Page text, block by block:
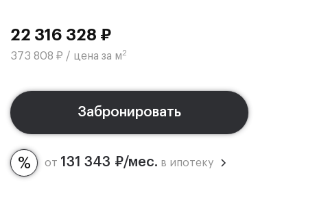
22 316 328 ₽
373 808 ₽ / цена за м2
Забронировать
от 131 343 ₽/мес. в ипотеку